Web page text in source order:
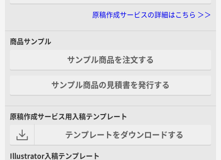
原稿作成サービスの詳細はこちら ＞＞
商品サンプル
サンプル商品を注文する
サンプル商品の見積書を発行する
原稿作成サービス用入稿テンプレート
テンプレートをダウンロードする
Illustrator入稿テンプレート